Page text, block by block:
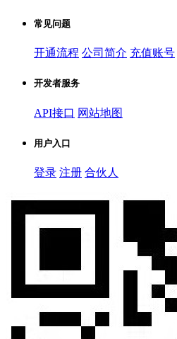
常见问题
开通流程 公司简介 充值账号
开发者服务
API接口 网站地图
用户入口
登录 注册 合伙人